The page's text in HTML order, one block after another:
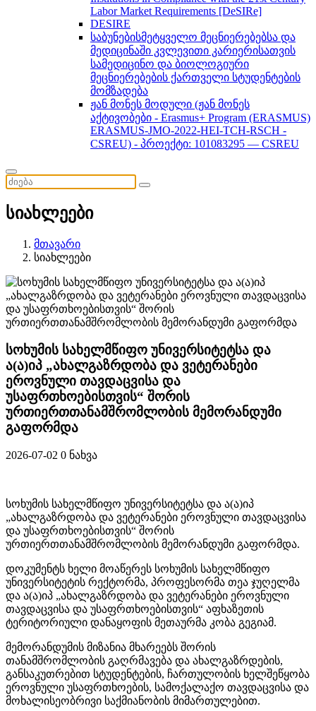
Labor Market Requirements [DeSIRe]
DESIRE
საბუნებისმეტყველო მეცნიერებებსა და
მედიცინაში კვლევითი კარიერისათვის
სამედიცინო და ბიოლოგიური
მეცნიერებების ქართველი სტუდენტების
მომზადება
ჟან მონეს მოდული (ჟან მონეს
აქტივობები - Erasmus+ Program (ERASMUS)
ERASMUS-JMO-2022-HEI-TCH-RSCH -
CSREU) - პროექტი: 101083295 — CSREU
სიახლეები
მთავარი
სიახლეები
სოხუმის სახელმწიფო უნივერსიტეტსა და
ა(ა)იპ „ახალგაზრდობა და ვეტერანები
ეროვნული თავდაცვისა და
უსაფრთხოებისთვის“ შორის
ურთიერთთანამშრომლობის მემორანდუმი
გაფორმდა
2026-07-02 0 ნახვა
სოხუმის სახელმწიფო უნივერსიტეტსა და ა(ა)იპ
„ახალგაზრდობა და ვეტერანები ეროვნული თავდაცვისა
და უსაფრთხოებისთვის“ შორის
ურთიერთთანამშრომლობის მემორანდუმი გაფორმდა.
დოკუმენტს ხელი მოაწერეს სოხუმის სახელმწიფო
უნივერსიტეტის რექტორმა, პროფესორმა თეა ჯუღელმა
და ა(ა)იპ „ახალგაზრდობა და ვეტერანები ეროვნული
თავდაცვისა და უსაფრთხოებისთვის“ აფხაზეთის
ტერიტორიული დანაყოფის მეთაურმა კობა გეგიამ.
მემორანდუმის მიზანია მხარეებს შორის
თანამშრომლობის გაღრმავება და ახალგაზრდების,
განსაკუთრებით სტუდენტების, ჩართულობის ხელშეწყობა
ეროვნული უსაფრთხოების, სამოქალაქო თავდაცვისა და
მოხალისეობრივი საქმიანობის მიმართულებით.